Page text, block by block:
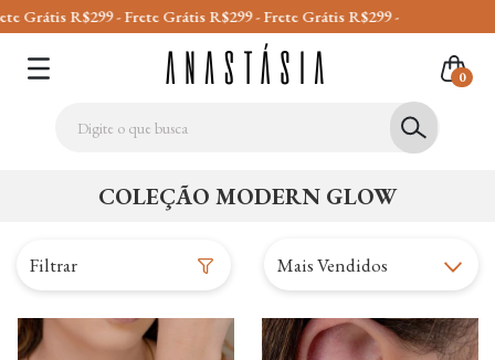
R$299 - Frete Grátis R$299 - Frete Grátis R$299 -
0
COLEÇÃO MODERN GLOW
Filtrar